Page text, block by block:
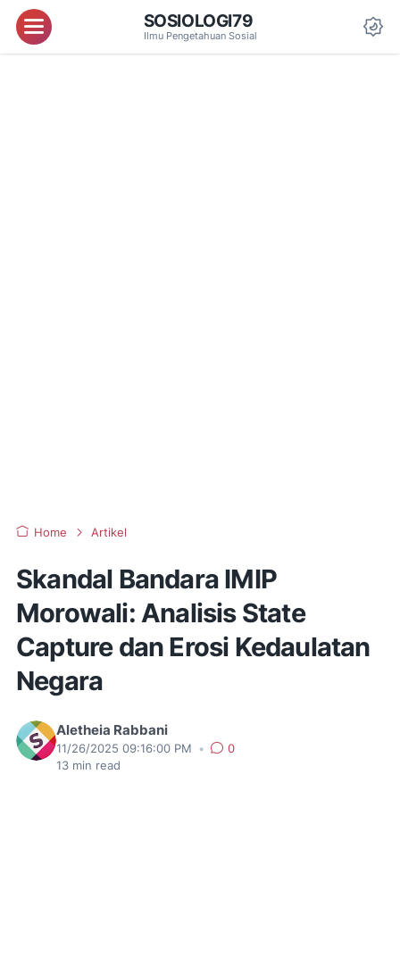
Menu SOSIOLOGI79
Ilmu Pengetahuan Sosial
Home Artikel
Skandal Bandara IMIP
Morowali: Analisis State
Capture dan Erosi Kedaulatan
Negara
Aletheia Rabbani
11/26/2025 09:16:00 PM •
0
13 min read